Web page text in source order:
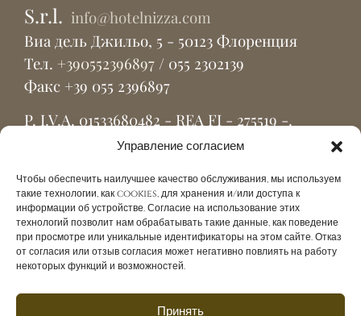
Управление согласием
Чтобы обеспечить наилучшее качество обслуживания, мы используем
такие технологии, как cookies, для хранения и/или доступа к
информации об устройстве. Согласие на использование этих
технологий позволит нам обрабатывать такие данные, как поведение
при просмотре или уникальные идентификаторы на этом сайте. Отказ
от согласия или отзыв согласия может негативно повлиять на работу
некоторых функций и возможностей.
Принять
S.r.l. info@hotelnizza.com
Виа дель Джильо, 5 - 50123 Флоренция
Тел. +390552396897 / 055 2302139
Факс +39 055 2396897
P. I.V.A. 01533680482 - REA FI - 275519 -.
C. S. euro; 60,000.00 i. v.